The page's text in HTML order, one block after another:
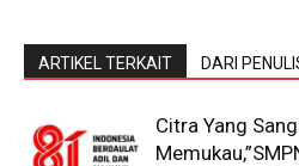
ARTIKEL TERKAIT DARI
Citra Yang